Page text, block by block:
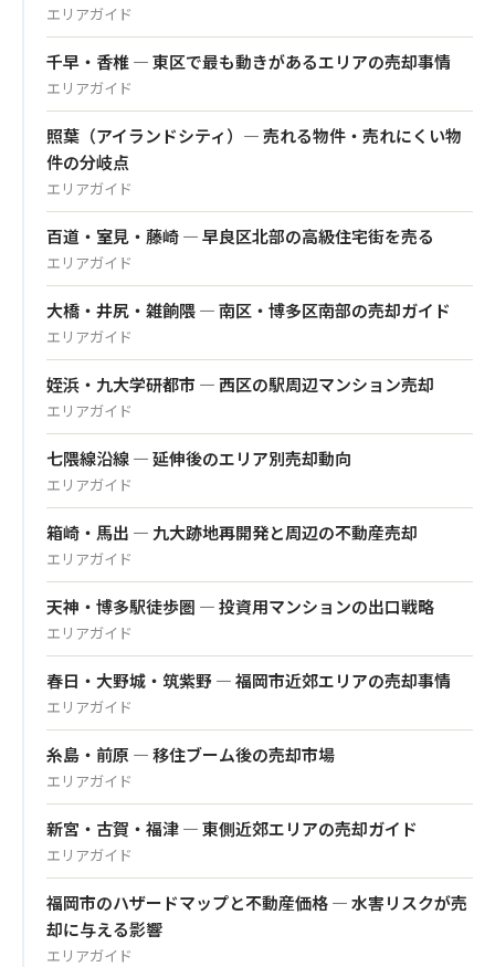
エリアガイド
千早・香椎 — 東区で最も動きがあるエリアの売却事情
エリアガイド
照葉（アイランドシティ）— 売れる物件・売れにくい物
件の分岐点
エリアガイド
百道・室見・藤崎 — 早良区北部の高級住宅街を売る
エリアガイド
大橋・井尻・雑餉隈 — 南区・博多区南部の売却ガイド
エリアガイド
姪浜・九大学研都市 — 西区の駅周辺マンション売却
エリアガイド
七隈線沿線 — 延伸後のエリア別売却動向
エリアガイド
箱崎・馬出 — 九大跡地再開発と周辺の不動産売却
エリアガイド
天神・博多駅徒歩圏 — 投資用マンションの出口戦略
エリアガイド
春日・大野城・筑紫野 — 福岡市近郊エリアの売却事情
エリアガイド
糸島・前原 — 移住ブーム後の売却市場
エリアガイド
新宮・古賀・福津 — 東側近郊エリアの売却ガイド
エリアガイド
福岡市のハザードマップと不動産価格 — 水害リスクが売
却に与える影響
エリアガイド